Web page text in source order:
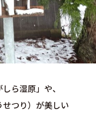
ら湿原」や、
つり）が美しい